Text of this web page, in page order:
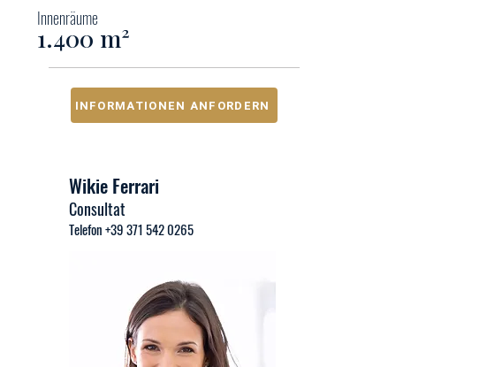
Innenräume
1.400 m²
INFORMATIONEN ANFORDERN
Wikie Ferrari
Consultat
Telefon +39 371 542 0265